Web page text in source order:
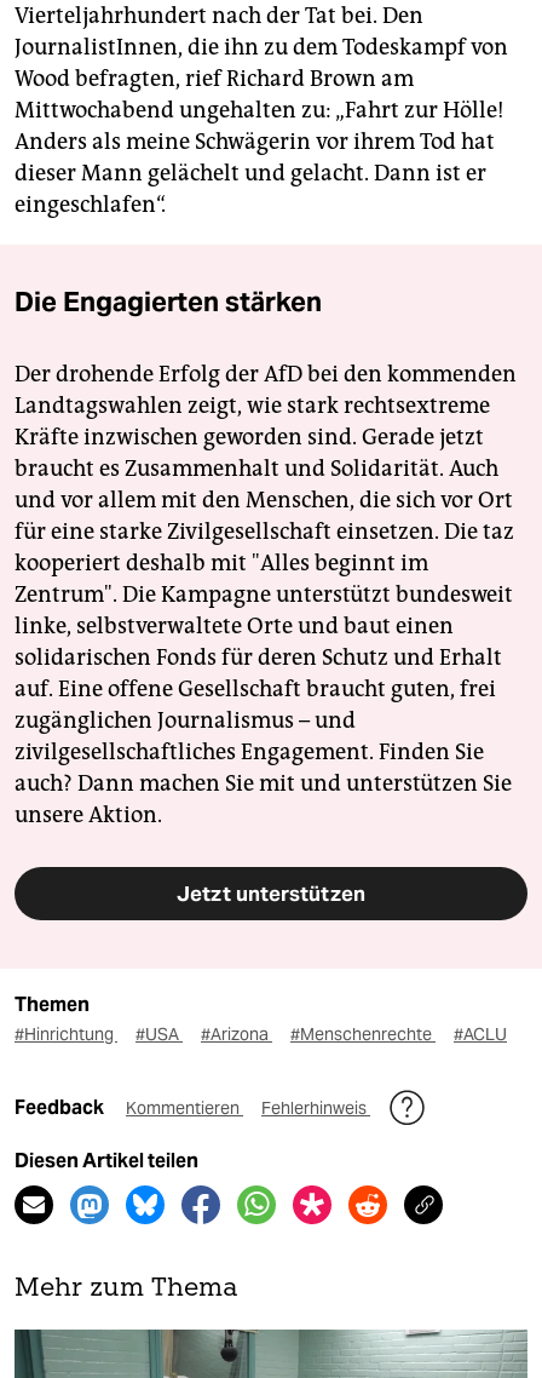
Vierteljahrhundert nach der Tat bei. Den
JournalistInnen, die ihn zu dem Todeskampf von
Wood befragten, rief Richard Brown am
Mittwochabend ungehalten zu: „Fahrt zur Hölle!
Anders als meine Schwägerin vor ihrem Tod hat
dieser Mann gelächelt und gelacht. Dann ist er
eingeschlafen“.
Die Engagierten stärken
Der drohende Erfolg der AfD bei den kommenden
Landtagswahlen zeigt, wie stark rechtsextreme
Kräfte inzwischen geworden sind. Gerade jetzt
braucht es Zusammenhalt und Solidarität. Auch
und vor allem mit den Menschen, die sich vor Ort
für eine starke Zivilgesellschaft einsetzen. Die taz
kooperiert deshalb mit "Alles beginnt im
Zentrum". Die Kampagne unterstützt bundesweit
linke, selbstverwaltete Orte und baut einen
solidarischen Fonds für deren Schutz und Erhalt
auf. Eine offene Gesellschaft braucht guten, frei
zugänglichen Journalismus – und
zivilgesellschaftliches Engagement. Finden Sie
auch? Dann machen Sie mit und unterstützen Sie
unsere Aktion.
Jetzt unterstützen
Themen
#Hinrichtung #USA #Arizona #Menschenrechte #ACLU
Feedback Kommentieren Fehlerhinweis
Diesen Artikel teilen
Mehr zum Thema